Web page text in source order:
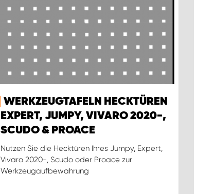
WERKZEUGTAFELN HECKTÜREN
EXPERT, JUMPY, VIVARO 2020-,
SCUDO & PROACE
Nutzen Sie die Hecktüren Ihres Jumpy, Expert,
Vivaro 2020-, Scudo oder Proace zur
Werkzeugaufbewahrung